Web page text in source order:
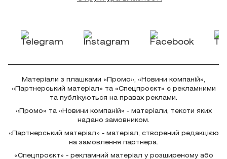
Матеріали з плашками «Промо», «Новини компаній»,
«Партнерський матеріал» та «Спецпроєкт» є рекламними
та публікуються на правах реклами.
«Промо» та «Новини компаній» - матеріали, тексти яких
надано замовником.
«Партнерський матеріал» - матеріал, створений редакцією
на замовлення партнера.
«Спецпроєкт» - рекламний матеріал у розширеному або